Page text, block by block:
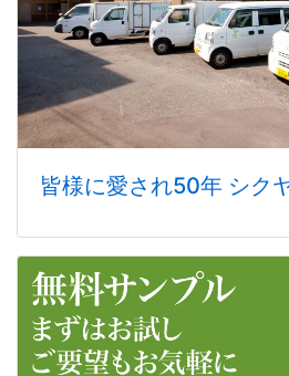
皆様に愛され50年 シク